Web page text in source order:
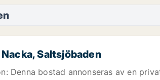
Saltsjöbaden
Denna bostad annonseras av en